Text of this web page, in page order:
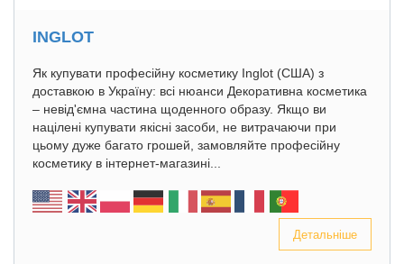
INGLOT
Як купувати професійну косметику Inglot (США) з
доставкою в Україну: всі нюанси Декоративна косметика
– невід'ємна частина щоденного образу. Якщо ви
націлені купувати якісні засоби, не витрачаючи при
цьому дуже багато грошей, замовляйте професійну
косметику в інтернет-магазині...
Детальніше